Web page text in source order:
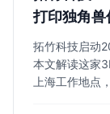
打印独角兽
拓竹科技启动
本文解读这家
上海工作地点